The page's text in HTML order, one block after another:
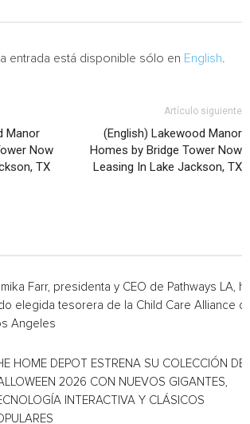
entrada está disponible sólo en English
Manor
Now
TX
Artículo siguiente
(English) Lakewood Manor
Homes by Bridge Tower Now
Leasing In Lake Jackson, TX
Farr, presidenta y CEO de Pathways LA,
elegida tesorera de la Child Care Alliance of
Angeles
HOME DEPOT ESTRENA SU COLECCIÓN DE
2026 CON NUEVOS GIGANTES,
INTERACTIVA Y CLÁSICOS